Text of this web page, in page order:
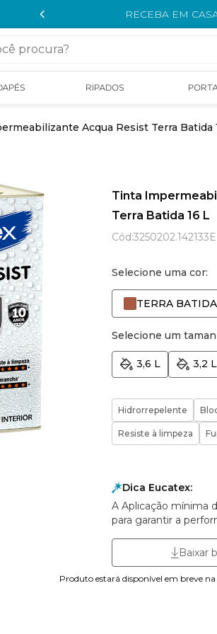
RECEBA EM
RIPADOS
Acqua Resist Terra Batida
Tinta
Terra Batida 16 L
Cód:3250202.142133E
Selecione uma cor:
TERRA BATIDA
Selecione um
3,6 L 3,2 L
Hidrorrepelente
Resiste à limpeza
Dica Eucatex:
A Aplicação mínima
para garantir a
Baixar
Produto estará disponível em breve na